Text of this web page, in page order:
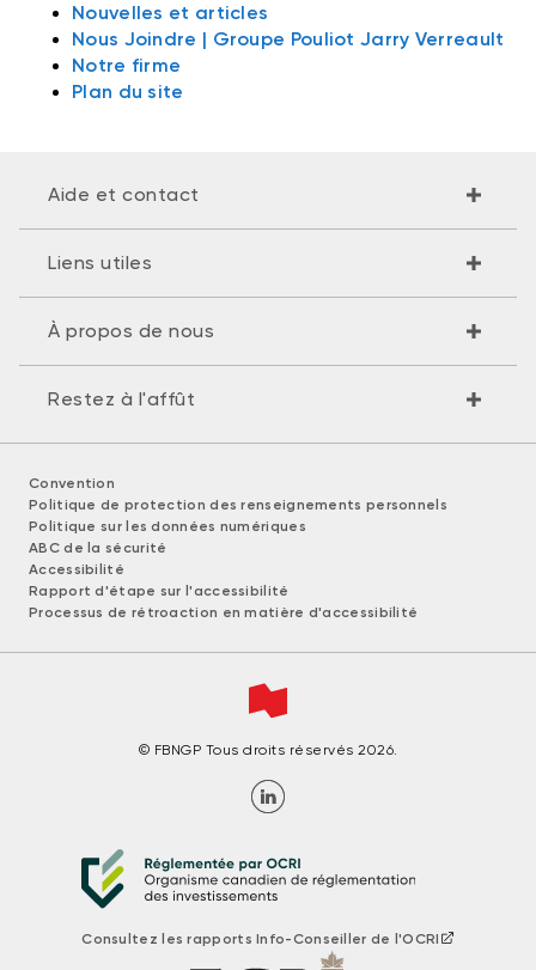
Nouvelles et articles
Nous Joindre | Groupe Pouliot Jarry Verreault
Notre firme
Plan du site
Aide et contact
Liens utiles
À propos de nous
Restez à l'affût
Convention
Politique de protection des renseignements personnels
Politique sur les données numériques
ABC de la sécurité
Accessibilité
Rapport d'étape sur l'accessibilité
Processus de rétroaction en matière d'accessibilité
© FBNGP Tous droits réservés 2026.
Consultez les rapports Info-Conseiller de l'OCRI